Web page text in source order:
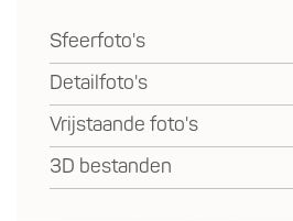
Sfeerfoto's
Detailfoto's
Vrijstaande foto's
3D bestanden